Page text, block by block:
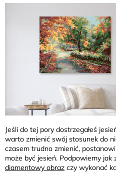
Jeśli do tej pory dostrzegałeś
warto zmienić swój stosunek do
czasem trudno zmienić,
może być jesień. Podpowiemy
diamentowy obraz czy wykonać